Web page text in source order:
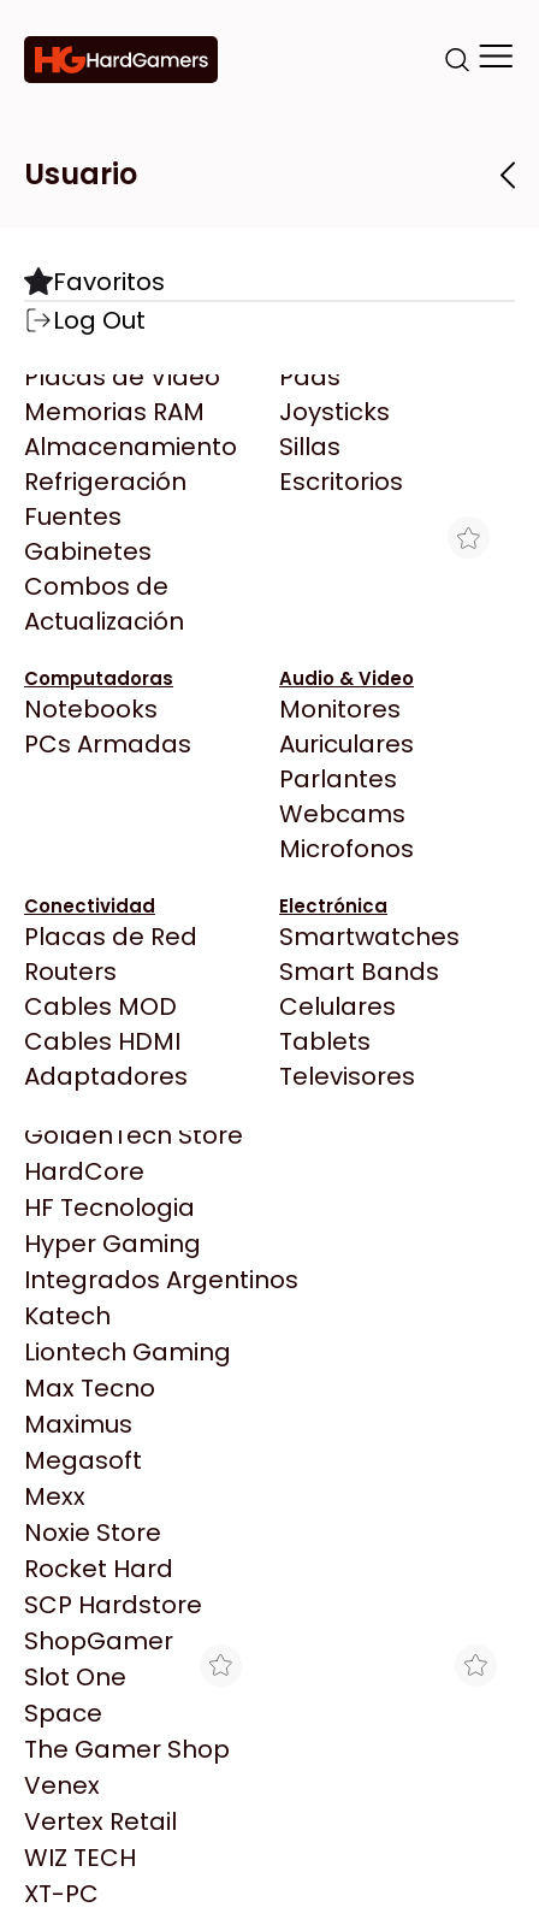
Categorías
Componentes
Motherboards
Microprocesadores
Placas de Video
Memorias RAM
Almacenamiento
Refrigeración
Fuentes
Gabinetes
Combos de
Actualización
Pads
Joysticks
Sillas
Escritorios
Computadoras
Notebooks
PCs Armadas
Audio & Video
Monitores
Auriculares
Parlantes
Webcams
Microfonos
Conectividad
Placas de Red
Routers
Cables MOD
Cables HDMI
Adaptadores
Electrónica
Smartwatches
Smart Bands
Celulares
Tablets
Televisores
Marcas
Todas las Marcas
AMD
AULA
Acer
Adata
AeroCool
Antec
Arkham
Asrock
BenQ
CX
Cooler Master
Deepcool
Dell
EVGA
Gamemax
Genesis
Genius
HP
HyperX
INNO3D
Intel
Kingston
Lenovo
Logitech
MSI
NVIDIA GeForce
NZXT
PNY
Palit
Philips
PowerColor
Razer
Redragon
Samsung
Sandisk
Sapphire
Seagate
Sentey
Solarmax
Tiendas
Destacadas
Todas las Tiendas
Click Gaming
Compufan Store
Dinobyte
Full H4rd
Gaming City
Gezatek
GoldenTech Store
HardCore
HF Tecnologia
Hyper Gaming
Integrados Argentinos
Katech
Liontech Gaming
Max Tecno
Maximus
Megasoft
Mexx
Noxie Store
Rocket Hard
SCP Hardstore
ShopGamer
Slot One
Space
The Gamer Shop
Venex
Vertex Retail
WIZ TECH
XT-PC
Usuario
Favoritos
Log Out
EXTENSOR DE RANGO GLC WIFI
AC1200
$34.031
Ver producto en la página de Max Tecno
Productos
Similares
Explorá más productos similares
NOXIE STORE
EXTENSOR DE RANGO
$28.962